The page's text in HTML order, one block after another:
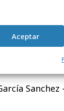
Aceptar
Chos -
(C/